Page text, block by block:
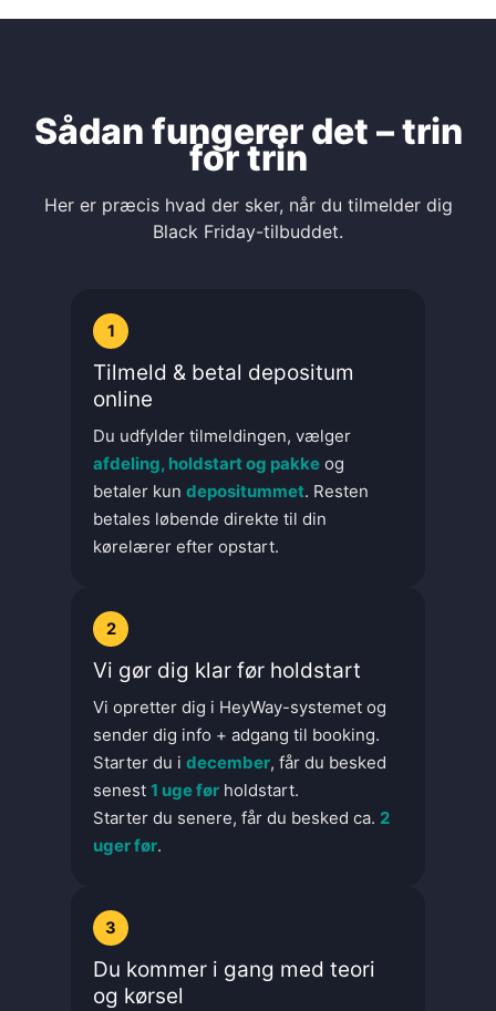
Sådan fungerer det – trin
for trin
Her er præcis hvad der sker, når du tilmelder dig
Black Friday-tilbuddet.
1
Tilmeld & betal depositum
online
Du udfylder tilmeldingen, vælger
afdeling, holdstart og pakke og
betaler kun depositummet. Resten
betales løbende direkte til din
kørelærer efter opstart.
2
Vi gør dig klar før holdstart
Vi opretter dig i HeyWay-systemet og
sender dig info + adgang til booking.
Starter du i december, får du besked
senest 1 uge før holdstart.
Starter du senere, får du besked ca. 2
uger før.
3
Du kommer i gang med teori
og kørsel